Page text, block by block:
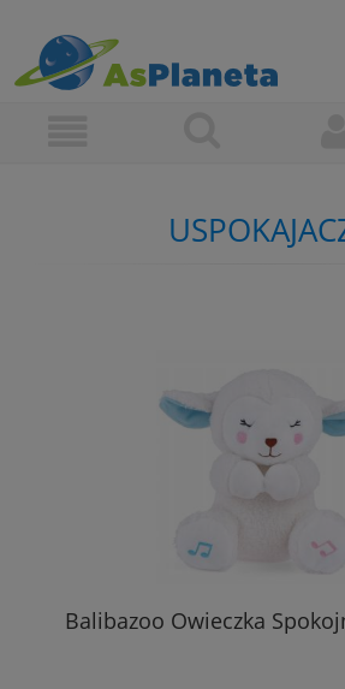
Balibazoo Owieczka